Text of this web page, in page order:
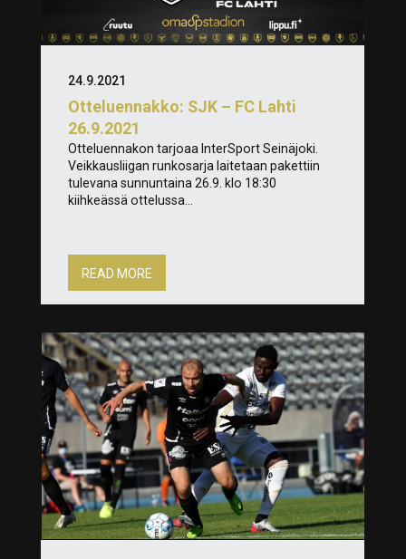
Otteluennakko: SJK – FC Lahti
26.9.2021
24.9.2021
Otteluennakon tarjoaa InterSport Seinäjoki.
Veikkausliigan runkosarja laitetaan pakettiin
tulevana sunnuntaina 26.9. klo 18:30
kiihkeässä ottelussa...
READ MORE